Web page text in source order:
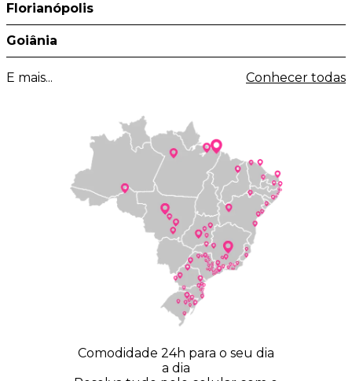
Florianópolis
Goiânia
E mais... Conhecer todas
Comodidade 24h para o seu dia
a dia